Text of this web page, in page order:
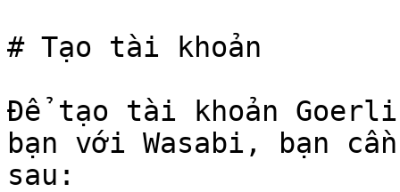
# Tạo tài khoản
Để tạo tài khoản
bạn với Wasabi, bạn
sau: